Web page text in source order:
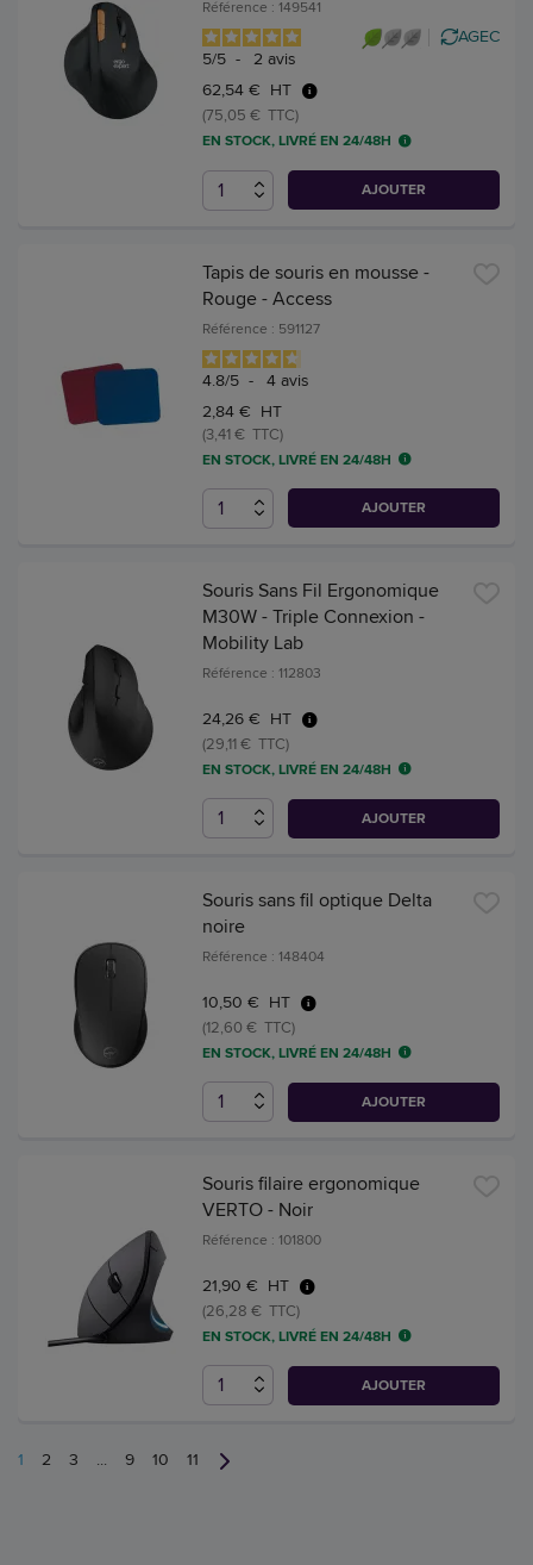
Référence : 149541
5/5 - 2 avis
AGEC
62,54 € HT
(75,05 € TTC)
EN STOCK, LIVRÉ EN 24/48H
AJOUTER
Tapis de souris en mousse -
Rouge - Access
Référence : 591127
4.8/5 - 4 avis
2,84 € HT
(3,41 € TTC)
EN STOCK, LIVRÉ EN 24/48H
AJOUTER
Souris Sans Fil Ergonomique
M30W - Triple Connexion -
Mobility Lab
Référence : 112803
24,26 € HT
(29,11 € TTC)
EN STOCK, LIVRÉ EN 24/48H
AJOUTER
Souris sans fil optique Delta
noire
Référence : 148404
10,50 € HT
(12,60 € TTC)
EN STOCK, LIVRÉ EN 24/48H
AJOUTER
Souris filaire ergonomique
VERTO - Noir
Référence : 101800
21,90 € HT
(26,28 € TTC)
EN STOCK, LIVRÉ EN 24/48H
AJOUTER
1 2 3 ... 9 10 11